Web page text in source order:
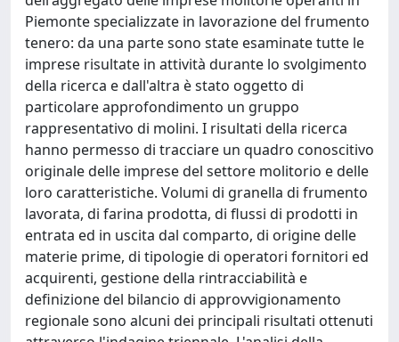
Piemonte specializzate in lavorazione del frumento
tenero: da una parte sono state esaminate tutte le
imprese risultate in attività durante lo svolgimento
della ricerca e dall'altra è stato oggetto di
particolare approfondimento un gruppo
rappresentativo di molini. I risultati della ricerca
hanno permesso di tracciare un quadro conoscitivo
originale delle imprese del settore molitorio e delle
loro caratteristiche. Volumi di granella di frumento
lavorata, di farina prodotta, di flussi di prodotti in
entrata ed in uscita dal comparto, di origine delle
materie prime, di tipologie di operatori fornitori ed
acquirenti, gestione della rintracciabilità e
definizione del bilancio di approvvigionamento
regionale sono alcuni dei principali risultati ottenuti